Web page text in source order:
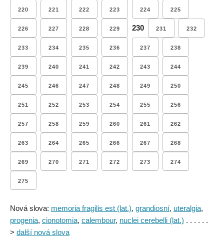
220 221 222 223 224 225
226 227 228 229 230 231 232
233 234 235 236 237 238
239 240 241 242 243 244
245 246 247 248 249 250
251 252 253 254 255 256
257 258 259 260 261 262
263 264 265 266 267 268
269 270 271 272 273 274
275
Nová slova: memoria fragilis est (lat.), grandiosní, uteralgia,
progenia, cionotomia, calembour, nuclei cerebelli (lat.) . . . . . .
> další nová slova